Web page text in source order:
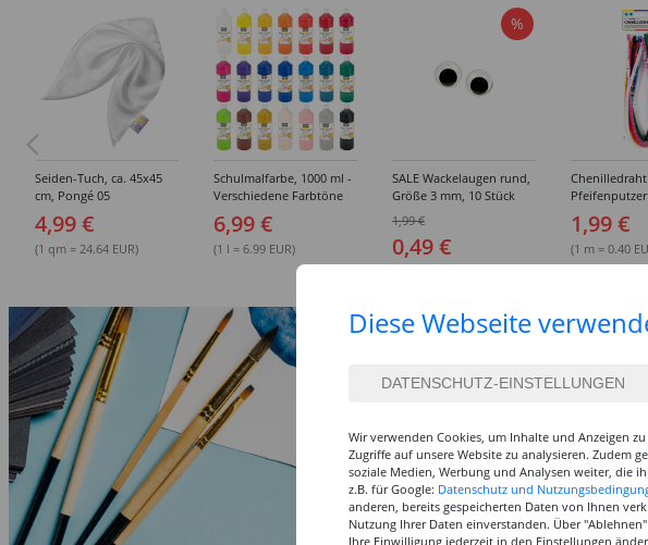
Seiden-Tuch, ca. 45x45
cm, Pongé 05
4,99 €
(1 qm = 24.64 EUR)
Schulmalfarbe, 1000 ml -
Verschiedene Farbtöne
6,99 €
(1 l = 6.99 EUR)
%
SALE Wackelaugen rund,
Größe 3 mm, 10 Stück
1,99 €
0,49 €
Biegeplüsch,
mm, 10 Stk
PREISHIT
1,99 €
(1 m = 0.40
Diese Webseite
Wir verwenden Cookies, um Inhalte und Anzeigen
Zugriffe auf unsere Website zu analysieren. Zudem
soziale Medien, Werbung und Analysen weiter, die
z.B. für Google: Datenschutz und
anderen, bereits gespeicherten Daten von Ihnen
Nutzung Ihrer Daten einverstanden. Über
Ihre Einwilligung jederzeit in den Einstellungen